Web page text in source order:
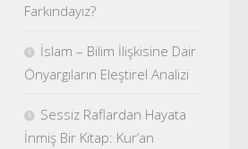
Farkındayız?
İslam – Bilim İlişkisine Dair
Önyargıların Eleştirel Analizi
Sessiz Raflardan Hayata
İnmiş Bir Kitap: Kur’an